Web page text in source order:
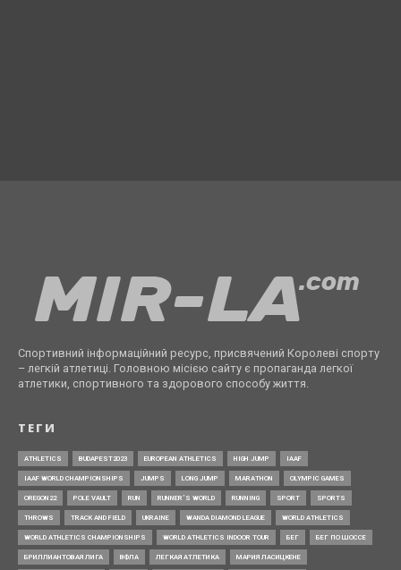
Спортивний інформаційний ресурс, присвячений Королеві спорту
– легкій атлетиці. Головною місією сайту є пропаганда легкої
атлетики, спортивного та здорового способу життя.
ТЕГИ
ATHLETICS BUDAPEST2023 EUROPEAN ATHLETICS HIGH JUMP IAAF
IAAF WORLD CHAMPIONSHIPS JUMPS LONG JUMP MARATHON OLYMPIC GAMES
OREGON22 POLE VAULT RUN RUNNER’S WORLD RUNNING SPORT SPORTS
THROWS TRACK AND FIELD UKRAINE WANDA DIAMOND LEAGUE WORLD ATHLETICS
WORLD ATHLETICS CHAMPIONSHIPS WORLD ATHLETICS INDOOR TOUR БЕГ БЕГ ПО ШОССЕ
БРИЛЛИАНТОВАЯ ЛИГА ВФЛА ЛЕГКАЯ АТЛЕТИКА МАРИЯ ЛАСИЦКЕНЕ